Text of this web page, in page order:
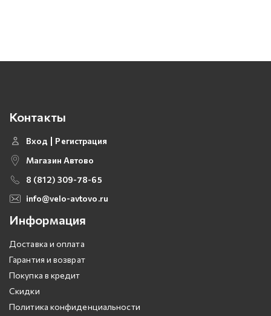
Контакты
Вход
Регистрация
Магазин Автово
8 (812) 309-78-65
info@velo-avtovo.ru
Информация
Доставка и оплата
Гарантия и возврат
Покупка в кредит
Скидки
Политика конфиденциальности